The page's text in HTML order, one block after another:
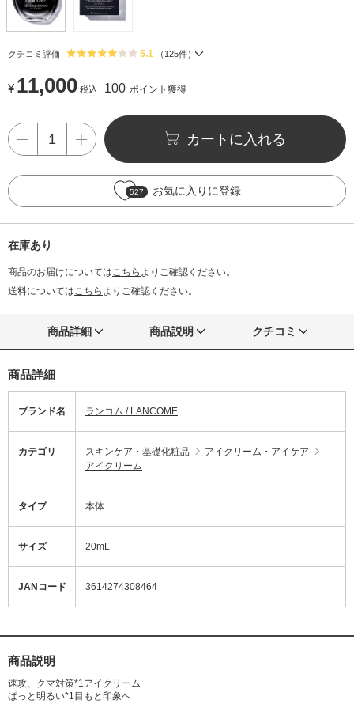
クチコミ評価 5.1 （ 125件）
¥ 11,000 税込 100 ポイント獲得
カートに入れる
527 お気に入りに登録
在庫あり
商品のお届けについてはこちら よりご確認ください。
送料についてはこちら よりご確認ください。
商品詳細 商品説明 クチコミ
商品詳細
ブランド名 ランコム / LANCOME
カテゴリ スキンケア・基礎化粧品
アイクリーム・アイケア
アイクリーム
タイプ 本体
サイズ 20mL
JANコード 3614274308464
商品説明
速攻、クマ対策*1アイクリーム
ぱっと明るい*1目もと印象へ